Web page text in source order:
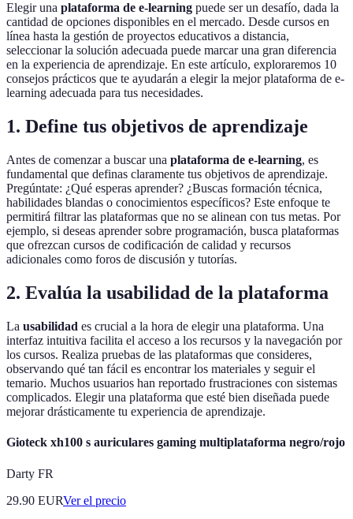
Elegir una plataforma de e-learning puede ser un desafío, dada la
cantidad de opciones disponibles en el mercado. Desde cursos en
línea hasta la gestión de proyectos educativos a distancia,
seleccionar la solución adecuada puede marcar una gran diferencia
en la experiencia de aprendizaje. En este artículo, exploraremos 10
consejos prácticos que te ayudarán a elegir la mejor plataforma de e-
learning adecuada para tus necesidades.
1. Define tus objetivos de aprendizaje
Antes de comenzar a buscar una plataforma de e-learning, es
fundamental que definas claramente tus objetivos de aprendizaje.
Pregúntate: ¿Qué esperas aprender? ¿Buscas formación técnica,
habilidades blandas o conocimientos específicos? Este enfoque te
permitirá filtrar las plataformas que no se alinean con tus metas. Por
ejemplo, si deseas aprender sobre programación, busca plataformas
que ofrezcan cursos de codificación de calidad y recursos
adicionales como foros de discusión y tutorías.
2. Evalúa la usabilidad de la plataforma
La usabilidad es crucial a la hora de elegir una plataforma. Una
interfaz intuitiva facilita el acceso a los recursos y la navegación por
los cursos. Realiza pruebas de las plataformas que consideres,
observando qué tan fácil es encontrar los materiales y seguir el
temario. Muchos usuarios han reportado frustraciones con sistemas
complicados. Elegir una plataforma que esté bien diseñada puede
mejorar drásticamente tu experiencia de aprendizaje.
Gioteck xh100 s auriculares gaming multiplataforma negro/rojo
Darty FR
29.90 EURVer el precio